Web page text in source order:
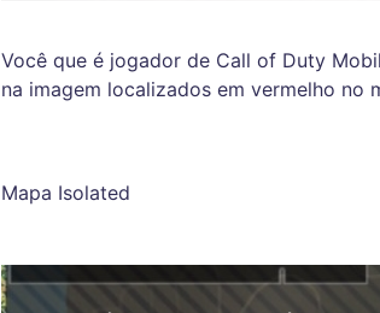
Você que é jogador de Call of Duty
na imagem localizados em vermelho no
Mapa Isolated